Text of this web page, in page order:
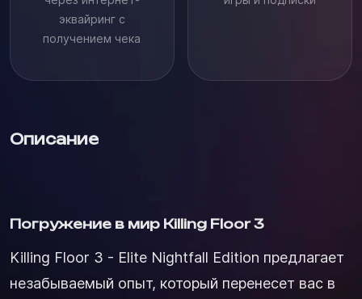
эквайринг с
получением чека
Описание
Погружение в мир Killing Floor 3
Killing Floor 3 - Elite Nightfall Edition предлагает
незабываемый опыт, который перенесет вас в